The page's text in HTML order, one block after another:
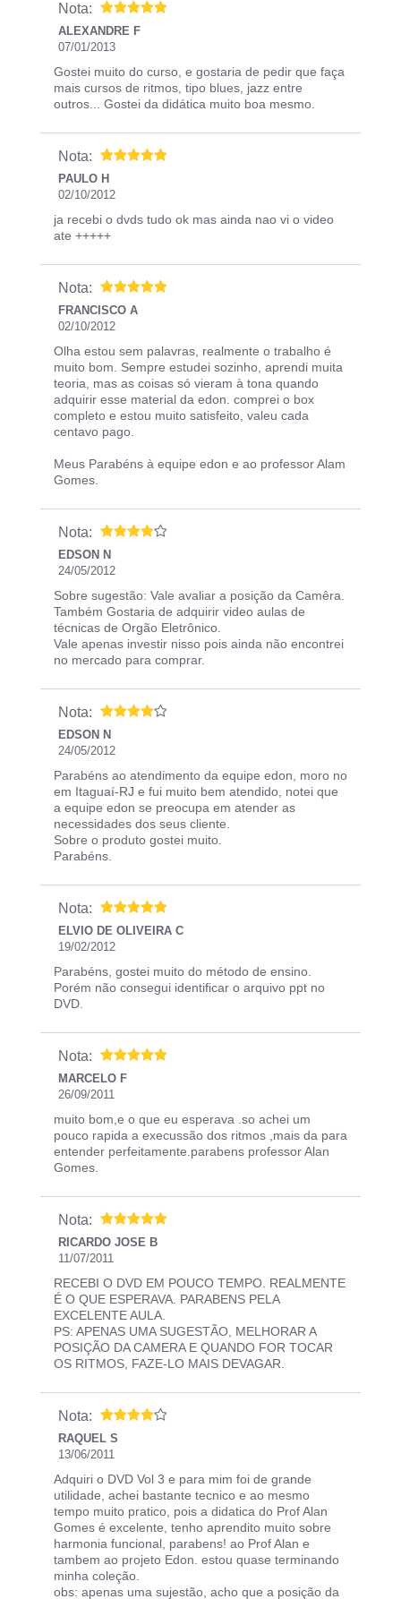
Nota:
ALEXANDRE F
07/01/2013
Gostei muito do curso, e gostaria de pedir que faça
mais cursos de ritmos, tipo blues, jazz entre
outros... Gostei da didática muito boa mesmo.
Nota:
PAULO H
02/10/2012
ja recebi o dvds tudo ok mas ainda nao vi o video
ate +++++
Nota:
FRANCISCO A
02/10/2012
Olha estou sem palavras, realmente o trabalho é
muito bom. Sempre estudei sozinho, aprendi muita
teoria, mas as coisas só vieram à tona quando
adquirir esse material da edon. comprei o box
completo e estou muito satisfeito, valeu cada
centavo pago.
Meus Parabéns à equipe edon e ao professor Alam
Gomes.
Nota:
EDSON N
24/05/2012
Sobre sugestão: Vale avaliar a posição da Camêra.
Também Gostaria de adquirir video aulas de
técnicas de Orgão Eletrônico.
Vale apenas investir nisso pois ainda não encontrei
no mercado para comprar.
Nota:
EDSON N
24/05/2012
Parabéns ao atendimento da equipe edon, moro no
em Itaguaí-RJ e fui muito bem atendido, notei que
a equipe edon se preocupa em atender as
necessidades dos seus cliente.
Sobre o produto gostei muito.
Parabéns.
Nota:
ELVIO DE OLIVEIRA C
19/02/2012
Parabéns, gostei muito do método de ensino.
Porém não consegui identificar o arquivo ppt no
DVD.
Nota:
MARCELO F
26/09/2011
muito bom,e o que eu esperava .so achei um
pouco rapida a execussão dos ritmos ,mais da para
entender perfeitamente.parabens professor Alan
Gomes.
Nota:
RICARDO JOSE B
11/07/2011
RECEBI O DVD EM POUCO TEMPO. REALMENTE
É O QUE ESPERAVA. PARABENS PELA
EXCELENTE AULA.
PS: APENAS UMA SUGESTÃO, MELHORAR A
POSIÇÃO DA CAMERA E QUANDO FOR TOCAR
OS RITMOS, FAZE-LO MAIS DEVAGAR.
Nota:
RAQUEL S
13/06/2011
Adquiri o DVD Vol 3 e para mim foi de grande
utilidade, achei bastante tecnico e ao mesmo
tempo muito pratico, pois a didatica do Prof Alan
Gomes é excelente, tenho aprendito muito sobre
harmonia funcional, parabens! ao Prof Alan e
tambem ao projeto Edon. estou quase terminando
minha coleção.
obs: apenas uma sujestão, acho que a posição da